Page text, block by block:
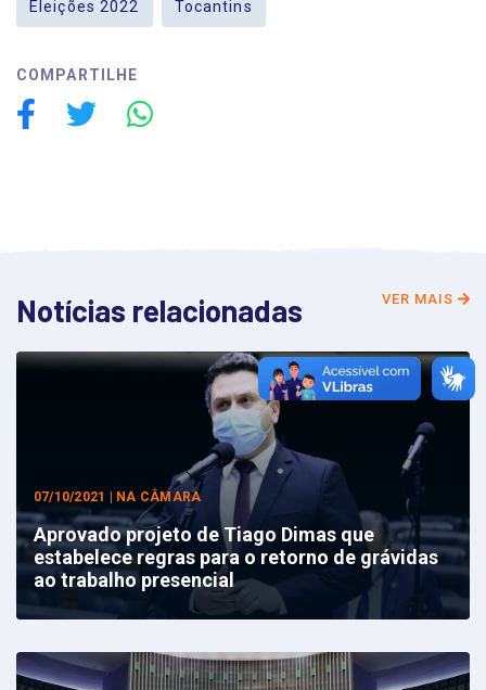
Eleições 2022 Tocantins
COMPARTILHE
Notícias relacionadas VER MAIS
07/10/2021 | NA CÂMARA
Aprovado projeto de Tiago Dimas que
estabelece regras para o retorno de grávidas
ao trabalho presencial